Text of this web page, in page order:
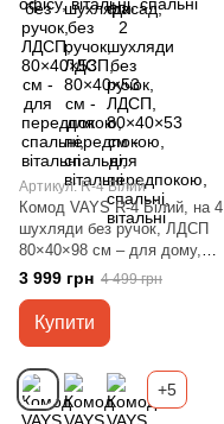
Артикул: R-4 Білий
Комод VAYS R-4 Білий, на 4
шухляди без ручок, ЛДСП
80×40×98 см – для дому,
офісу, вітальні, спальні
3 999 грн 4 499 грн
Купити
+5